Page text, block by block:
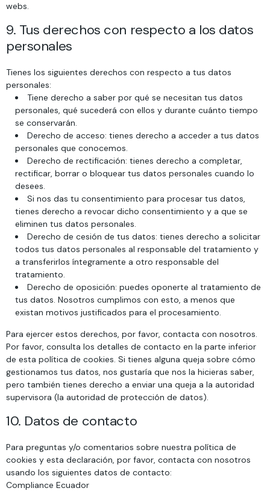
webs.
9. Tus derechos con respecto a los datos
personales
Tienes los siguientes derechos con respecto a tus datos
personales:
Tiene derecho a saber por qué se necesitan tus datos
personales, qué sucederá con ellos y durante cuánto tiempo
se conservarán.
Derecho de acceso: tienes derecho a acceder a tus datos
personales que conocemos.
Derecho de rectificación: tienes derecho a completar,
rectificar, borrar o bloquear tus datos personales cuando lo
desees.
Si nos das tu consentimiento para procesar tus datos,
tienes derecho a revocar dicho consentimiento y a que se
eliminen tus datos personales.
Derecho de cesión de tus datos: tienes derecho a solicitar
todos tus datos personales al responsable del tratamiento y
a transferirlos íntegramente a otro responsable del
tratamiento.
Derecho de oposición: puedes oponerte al tratamiento de
tus datos. Nosotros cumplimos con esto, a menos que
existan motivos justificados para el procesamiento.
Para ejercer estos derechos, por favor, contacta con nosotros.
Por favor, consulta los detalles de contacto en la parte inferior
de esta política de cookies. Si tienes alguna queja sobre cómo
gestionamos tus datos, nos gustaría que nos la hicieras saber,
pero también tienes derecho a enviar una queja a la autoridad
supervisora (la autoridad de protección de datos).
10. Datos de contacto
Para preguntas y/o comentarios sobre nuestra política de
cookies y esta declaración, por favor, contacta con nosotros
usando los siguientes datos de contacto:
Compliance Ecuador